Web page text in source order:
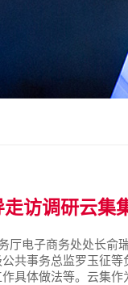
访调研云集
厅电子商务处处长俞
共事务总监罗玉征
具体做法等。云集作